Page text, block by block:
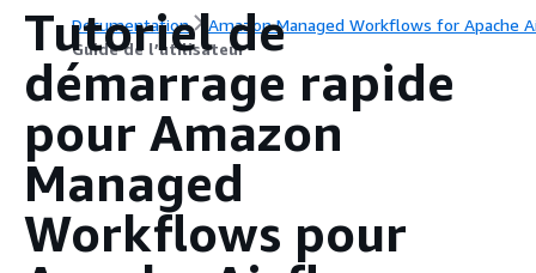
Documentation
Amazon Managed Workflows for Apache
Guide de l’utilisateur
Tutoriel de
démarrage rapide
pour Amazon
Managed
Workflows pour